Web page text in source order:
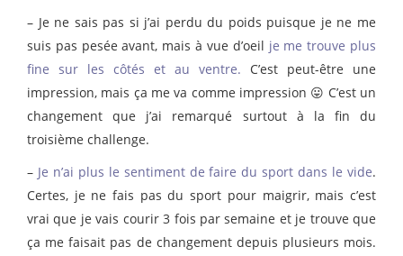
– Je ne sais pas si j’ai perdu du poids puisque je ne me
suis pas pesée avant, mais à vue d’oeil je me trouve plus
fine sur les côtés et au ventre. C’est peut-être une
impression, mais ça me va comme impression 😛 C’est un
changement que j’ai remarqué surtout à la fin du
troisième challenge.
– Je n’ai plus le sentiment de faire du sport dans le vide.
Certes, je ne fais pas du sport pour maigrir, mais c’est
vrai que je vais courir 3 fois par semaine et je trouve que
ça me faisait pas de changement depuis plusieurs mois.